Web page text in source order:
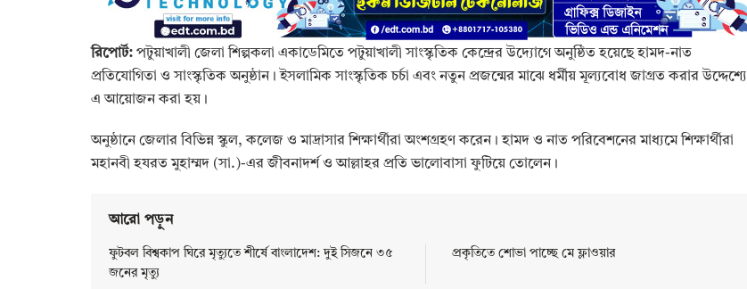
রিপোর্ট: পটুয়াখালী জেলা শিল্পকলা একাডেমিতে পটুয়াখালী সাংস্কৃতিক কেন্দ্রের উদ্যোগে অনুষ্ঠিত হয়েছে হামদ-নাত
প্রতিযোগিতা ও সাংস্কৃতিক অনুষ্ঠান। ইসলামিক সাংস্কৃতিক চর্চা এবং নতুন প্রজন্মের মাঝে ধর্মীয় মূল্যবোধ জাগ্রত করার উদ্দেশ্যে
এ আয়োজন করা হয়।
অনুষ্ঠানে জেলার বিভিন্ন স্কুল, কলেজ ও মাদ্রাসার শিক্ষার্থীরা অংশগ্রহণ করেন। হামদ ও নাত পরিবেশনের মাধ্যমে শিক্ষার্থীরা
মহানবী হযরত মুহাম্মদ (সা.)-এর জীবনাদর্শ ও আল্লাহর প্রতি ভালোবাসা ফুটিয়ে তোলেন।
আরো পড়ুন
ফুটবল বিশ্বকাপ ঘিরে মৃত্যুতে শীর্ষে বাংলাদেশ: দুই সিজনে ৩৫
জনের মৃত্যু
প্রকৃতিতে শোভা পাচ্ছে মে ফ্লাওয়ার